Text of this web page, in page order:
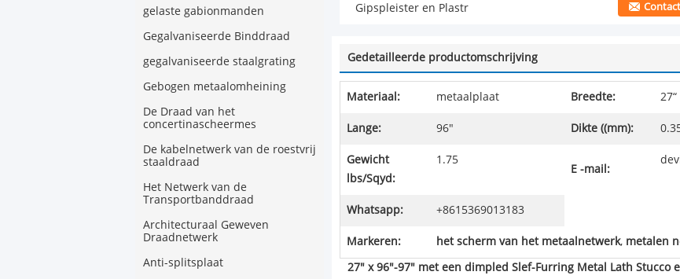
gelaste gabionmanden
Gegalvaniseerde Binddraad
gegalvaniseerde staalgrating
Gebogen metaalomheining
De Draad van het
concertinascheermes
De kabelnetwerk van de roestvrij
staaldraad
Het Netwerk van de
Transportbanddraad
Architecturaal Geweven
Draadnetwerk
Anti-splitsplaat
Gipspleister en Plastr
Contact
Gedetailleerde productomschrijving
Materiaal: metaalplaat Breedte: 27“
Lange: 96" Dikte ((mm):
Gewicht
lbs/Sqyd:
1.75
E -mail:
Whatsapp: +8615369013183
Markeren: het scherm van het metaalnetwerk, metalen
27" x 96"-97" met een dimpled Slef-Furring Metal Lath Stucco